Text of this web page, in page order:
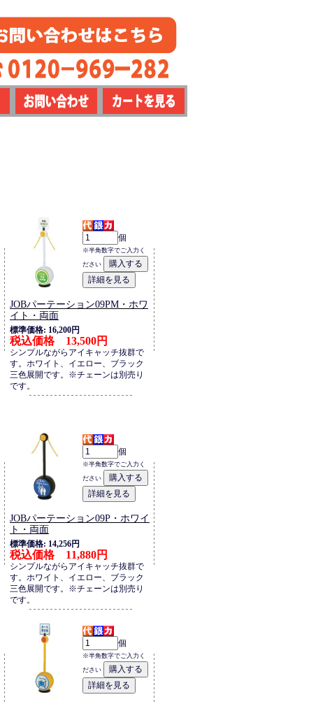
個
※半角数字でご入力く
ださい
JOBパーテーション09PM・ホワ
イト・両面
標準価格: 16,200円
税込価格 13,500円
シンプルながらアイキャッチ抜群で
す。ホワイト、イエロー、ブラック
三色展開です。※チェーンは別売り
です。
個
※半角数字でご入力く
ださい
JOBパーテーション09P・ホワイ
ト・両面
標準価格: 14,256円
税込価格 11,880円
シンプルながらアイキャッチ抜群で
す。ホワイト、イエロー、ブラック
三色展開です。※チェーンは別売り
です。
個
※半角数字でご入力く
ださい